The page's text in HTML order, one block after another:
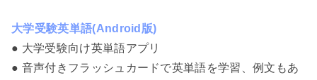
大学受験英単語(Android版)
● 大学受験向け英単語アプリ
● 音声付きフラッシュカードで英単語を学習、例文もあ